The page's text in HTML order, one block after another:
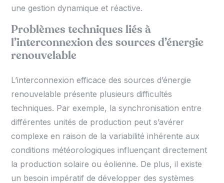
une gestion dynamique et réactive.
Problèmes techniques liés à
l’interconnexion des sources d’énergie
renouvelable
L’interconnexion efficace des sources d’énergie
renouvelable présente plusieurs difficultés
techniques. Par exemple, la synchronisation entre
différentes unités de production peut s’avérer
complexe en raison de la variabilité inhérente aux
conditions météorologiques influençant directement
la production solaire ou éolienne. De plus, il existe
un besoin impératif de développer des systèmes